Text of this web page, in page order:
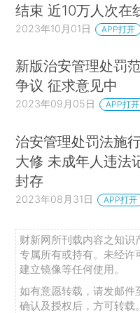
结束 近10万人次在
2023年10月01日 APP打开
新版治安管理处罚
争议 征求意见中
2023年09月05日 APP打开
治安管理处罚法施
大修 未成年人违法
封存
2023年08月31日 APP打开
财新网所刊载内容之知识
专属所有或持有。未经许
建立镜像等任何使用。
如有意愿转载，请发邮件
确认及授权后，方可转载。